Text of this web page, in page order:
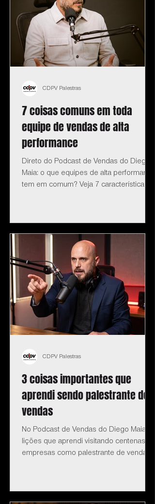
7 coisas comuns em toda
equipe de vendas de alta
performance
Direto do Podcast de Vendas do Diego
Maia: o que equipes de alta performance
tem em comum? Veja 7 características.
CDPV Palestras
3 coisas importantes que
aprendi sendo palestrante de
vendas
No Podcast de Vendas do Diego Maia:
lições que aprendi visitando centenas de
empresas como palestrante de vendas.
CDPV Palestras